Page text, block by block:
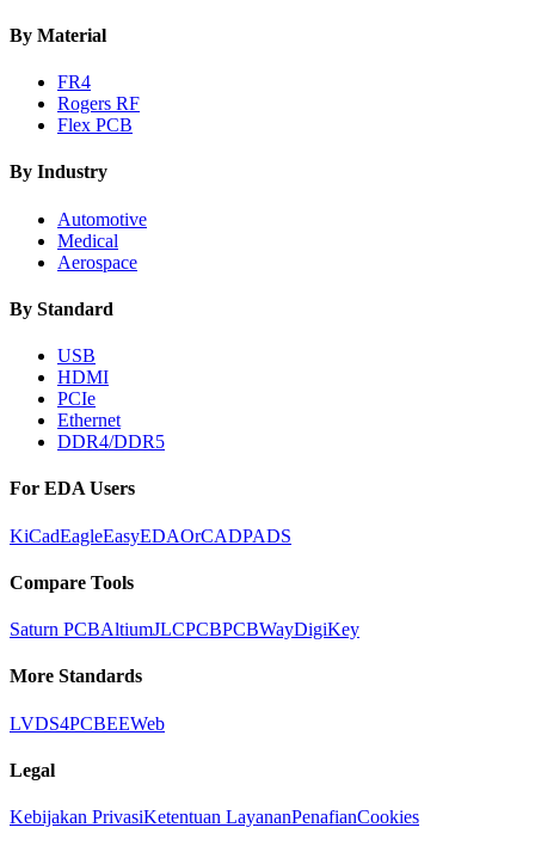
By Material
FR4
Rogers RF
Flex PCB
By Industry
Automotive
Medical
Aerospace
By Standard
USB
HDMI
PCIe
Ethernet
DDR4/DDR5
For EDA Users
KiCadEagleEasyEDAOrCADPADS
Compare Tools
Saturn PCBAltiumJLCPCBPCBWayDigiKey
More Standards
LVDS4PCBEEWeb
Legal
Kebijakan PrivasiKetentuan LayananPenafianCookies